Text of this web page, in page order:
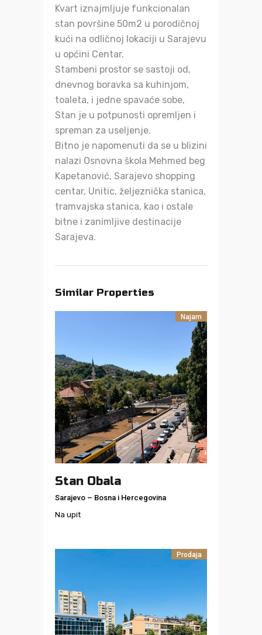
Kvart iznajmljuje funkcionalan
stan površine 50m2 u porodičnoj
kući na odličnoj lokaciji u Sarajevu
u općini Centar.
Stambeni prostor se sastoji od,
dnevnog boravka sa kuhinjom,
toaleta, i jedne spavaće sobe,
Stan je u potpunosti opremljen i
spreman za useljenje.
Bitno je napomenuti da se u blizini
nalazi Osnovna škola Mehmed beg
Kapetanović, Sarajevo shopping
centar, Unitic, željeznička stanica,
tramvajska stanica, kao i ostale
bitne i zanimljive destinacije
Sarajeva.
Similar Properties
Najam
Stan Obala
Sarajevo – Bosna i Hercegovina
Na upit
Prodaja